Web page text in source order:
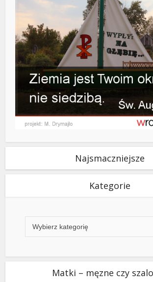
Najsmaczniejsze
Kategorie
Matki – męzne czy